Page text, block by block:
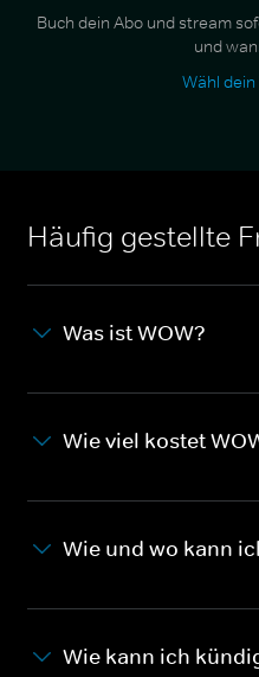
Buch dein Abo und stream
und
Wähl
Häufig gestellte
Was ist WOW?
Wie viel kostet
Wie und wo kann
Wie kann ich